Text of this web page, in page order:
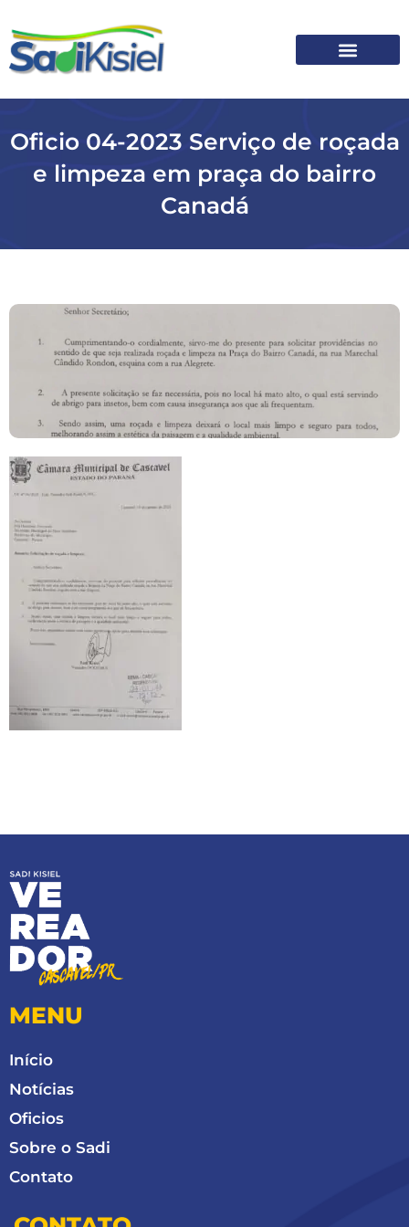
Oficio 04-2023 Serviço de roçada
e limpeza em praça do bairro
Canadá
MENU
Início
Notícias
Oficios
Sobre o Sadi
Contato